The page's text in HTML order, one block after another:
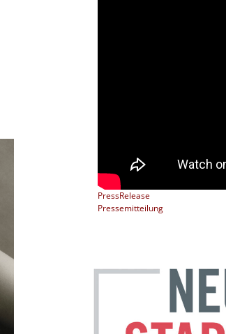
PressRelease
Pressemitteilung